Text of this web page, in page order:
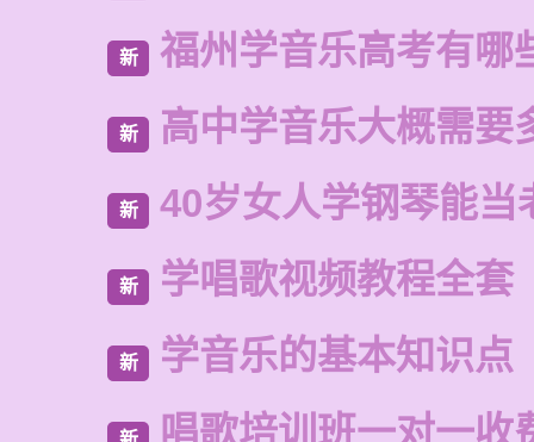
新 福州学音乐高考有哪
新 高中学音乐大概需要
新 40岁女人学钢琴能当
新 学唱歌视频教程全套
新 学音乐的基本知识点
唱歌培训班一对一收